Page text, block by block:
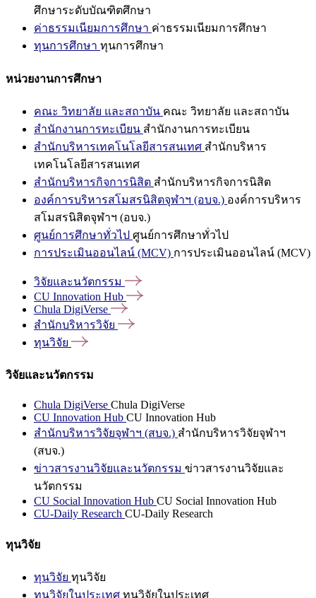
ศึกษาระดับบัณฑิตศึกษา
ค่าธรรมเนียมการศึกษา ค่าธรรมเนียมการศึกษา
ทุนการศึกษา ทุนการศึกษา
หน่วยงานการศึกษา
คณะ วิทยาลัย และสถาบัน คณะ วิทยาลัย และสถาบัน
สำนักงานการทะเบียน สำนักงานการทะเบียน
สำนักบริหารเทคโนโลยีสารสนเทศ สำนักบริหาร
เทคโนโลยีสารสนเทศ
สำนักบริหารกิจการนิสิต สำนักบริหารกิจการนิสิต
องค์การบริหารสโมสรนิสิตจุฬาฯ (อบจ.) องค์การบริหาร
สโมสรนิสิตจุฬาฯ (อบจ.)
ศูนย์การศึกษาทั่วไป ศูนย์การศึกษาทั่วไป
การประเมินออนไลน์ (MCV) การประเมินออนไลน์ (MCV)
วิจัยและนวัตกรรม
CU Innovation Hub
Chula DigiVerse
สำนักบริหารวิจัย
ทุนวิจัย
วิจัยและนวัตกรรม
Chula DigiVerse Chula DigiVerse
CU Innovation Hub CU Innovation Hub
สำนักบริหารวิจัยจุฬาฯ (สบจ.) สำนักบริหารวิจัยจุฬาฯ
(สบจ.)
ข่าวสารงานวิจัยและนวัตกรรม ข่าวสารงานวิจัยและ
นวัตกรรม
CU Social Innovation Hub CU Social Innovation Hub
CU-Daily Research CU-Daily Research
ทุนวิจัย
ทุนวิจัย ทุนวิจัย
ทุนวิจัยในประเทศ ทุนวิจัยในประเทศ